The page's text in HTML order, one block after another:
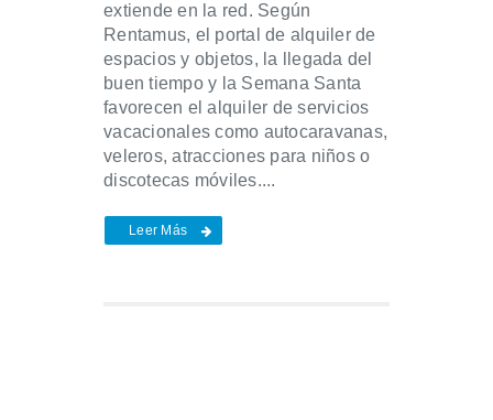
extiende en la red. Según
Rentamus, el portal de alquiler de
espacios y objetos, la llegada del
buen tiempo y la Semana Santa
favorecen el alquiler de servicios
vacacionales como autocaravanas,
veleros, atracciones para niños o
discotecas móviles....
Leer Más